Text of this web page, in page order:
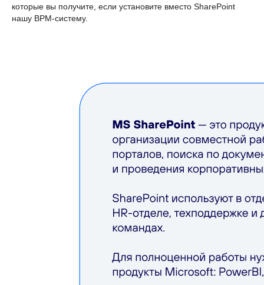
которые вы получите, если установите вместо SharePoint
нашу BPM-систему.